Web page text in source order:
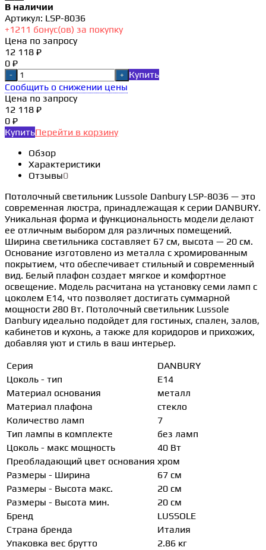
В наличии
Артикул: LSP-8036
+1211 бонус(ов) за покупку
Цена по запросу
12 118 ₽
0 ₽
- +
Купить
Сообщить о снижении цены
Цена по запросу
12 118 ₽
0 ₽
КупитьПерейти в корзину
Обзор
Характеристики
Отзывы0
Потолочный светильник Lussole Danbury LSP-8036 — это
современная люстра, принадлежащая к серии DANBURY.
Уникальная форма и функциональность модели делают
ее отличным выбором для различных помещений.
Ширина светильника составляет 67 см, высота — 20 см.
Основание изготовлено из металла с хромированным
покрытием, что обеспечивает стильный и современный
вид. Белый плафон создает мягкое и комфортное
освещение. Модель расчитана на установку семи ламп с
цоколем E14, что позволяет достигать суммарной
мощности 280 Вт. Потолочный светильник Lussole
Danbury идеально подойдет для гостиных, спален, залов,
кабинетов и кухонь, а также для коридоров и прихожих,
добавляя уют и стиль в ваш интерьер.
Серия
DANBURY
Цоколь - тип
E14
Материал основания
металл
Материал плафона
стекло
Количество ламп
7
Тип лампы в комплекте
без ламп
Цоколь - макс мощность
40 Вт
Преобладающий цвет основания хром
Размеры - Ширина
67 см
Размеры - Высота макс.
20 см
Размеры - Высота мин.
20 см
Бренд
LUSSOLE
Страна бренда
Италия
Упаковка вес брутто
2.86 кг